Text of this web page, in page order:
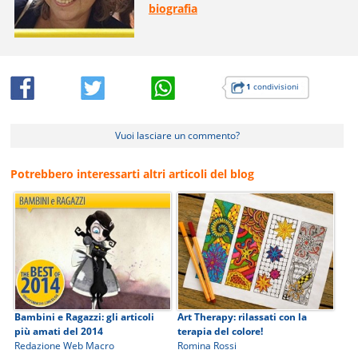
biografia
1 condivisioni
Vuoi lasciare un commento?
Potrebbero interessarti altri articoli del blog
Bambini e Ragazzi: gli articoli
più amati del 2014
Redazione Web Macro
Art Therapy: rilassati con la
terapia del colore!
Romina Rossi